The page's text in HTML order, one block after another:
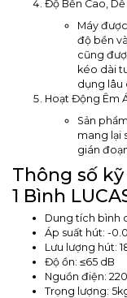
Độ Bền Cao, Dễ
Máy
độ bền
cũng
kéo dài
dụng lâu
Hoạt Động Êm
Sản
mang lại
gián
Thông số
1 Bình
Dung tích bình
Áp suất hút: -
Lưu lượng hút:
Độ ồn: ≤65 dB
Nguồn điện:
Trọng lượng: